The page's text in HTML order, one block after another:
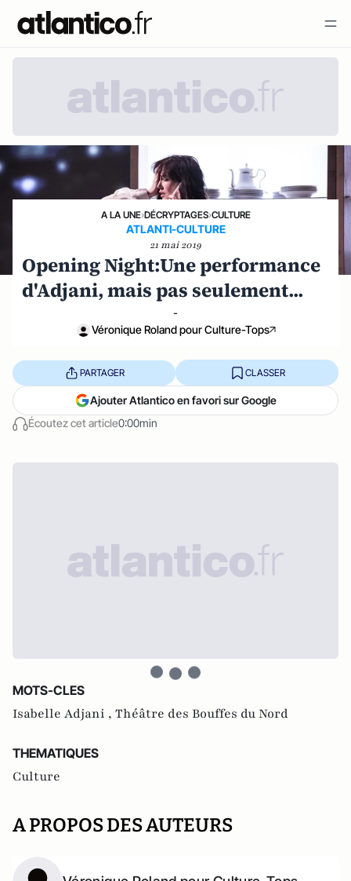
A LA UNE›DÉCRYPTAGES›CULTURE
ATLANTI-CULTURE
21 mai 2019
Opening Night:Une performance
d'Adjani, mais pas seulement...
-
Véronique Roland pour Culture-Tops
Écoutez cet article0:00min
PARTAGER CLASSER
Ajouter Atlantico en favori sur Google
MOTS-CLES
Isabelle Adjani , Théâtre des Bouffes du Nord
THEMATIQUES
Culture
A PROPOS DES AUTEURS